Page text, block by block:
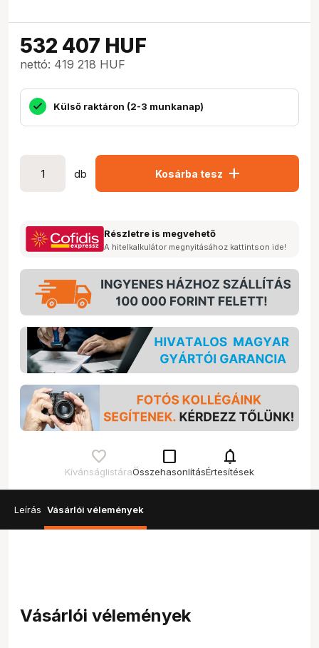
532 407 HUF
nettó: 419 218 HUF
Külső raktáron (2-3 munkanap)
db Kosárba tesz add
Részletre is megvehető
A hitelkalkulátor megnyitásához kattintson ide!
Kívánságlistára
check_box_outline_blank
Összehasonlítás
notifications
Értesítések
Leírás Vásárlói vélemények
Vásárlói vélemények